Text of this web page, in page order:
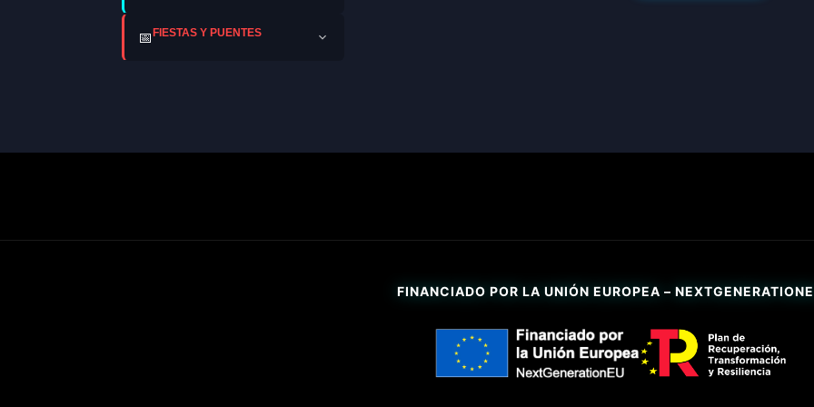
📅FIESTAS Y PUENTES
FINANCIADO POR LA UNIÓN EUROPEA –